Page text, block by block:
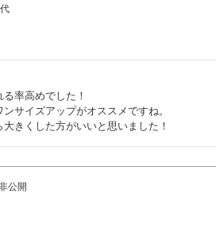
率高めでした！
サイズアップがオススメですね。
きくした方がいいと思いました！
公開